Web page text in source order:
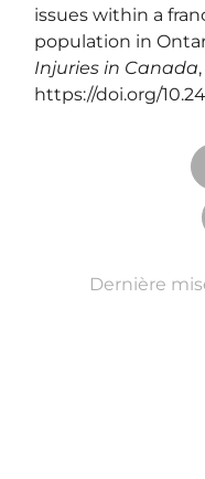
issues within a
population in
Injuries in Canada,
https://doi.org/
Dernière